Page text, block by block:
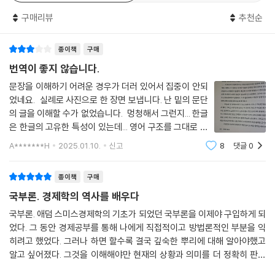
다.
시장 자율이든 정부 간섭이든, 모든 경제행위는 임금, 지대, 이윤의 세 가
지 요소로 환원될 수 있다. 스미스가 정립한 이 기본 원리는 그 후 현대 경
제학의 출발점이 되었다. 스미스 이후, 임금 이론은 리카도의 『조세 및 경
제 원리』에서, 자본 이론은 마르크스의 『자본론』에서, 지대 이론은 헨리 조
지의 『진보와 빈곤』에서 각각 더 자세히 전개되었다. 부자들이 돈을 벌려
고 하는 것은 부의 과시를 위한 것이라는 스미스의 주장(『국부론』 제1권 11
장, 2절, “부의 최고 즐거움은 자기 과시”)은 소스타인 베블렌의 『유한계
와 공급의 완전 균형 이론은 나중에 케인스의 불균형 이론에 따라 보충되
었다. 케인스의 복지 국가 이론은 이미 『국부론』 제5권에서 씨앗이 뿌려져
있다. 이처럼 가히 경제학과 자본주의의 바이블이라고 할 만하다.
거대한 부의 흐름이 바뀌는 원리와 동력을 꿰뚫어본
‘시대를 통찰하는 힘!’
구매리뷰 추천순
종이책 구매
번역이 좋지 않습니다.
문장을 이해하기 어려운 경우가 더러 있어서 집중이 안되
었네요. 실례로 사진으로 한 장면 보냅니다. 난 밑의 문단
의 글을 이해할 수가 없었습니다. 멍청해서 그런지... 한글
은 한글의 고유한 특성이 있는데... 영어 구조를 그대로 가
져다가 말만 바꿔 번역해서 그러지 안나 싶습니다.
A*******H 2025.01.10. 신고 8 댓글0
종이책 구매
국부론. 경제학의 역사를 배우다
국부론. 애덤 스미스경제학의 기초가 되었던 국부론을 이제야 구입하게 되
었다. 그 동안 경제공부를 통해 나에게 직접적이고 방법론적인 부분을 익
히려고 했었다. 그러나 하면 할수록 결국 깊숙한 뿌리에 대해 알아야했고
알고 싶어졌다. 그것을 이해해야만 현재의 상황과 의미를 더 정확히 판단